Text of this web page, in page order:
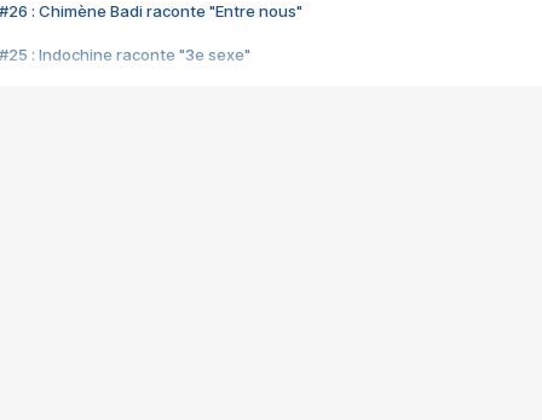
#26 : Chimène Badi raconte "Entre nous"
#25 : Indochine raconte "3e sexe"